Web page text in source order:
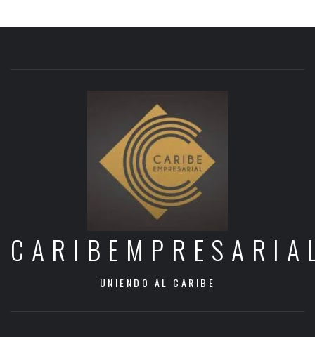
UNIENDO AL CARIBE